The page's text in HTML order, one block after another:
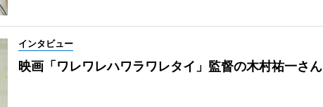
インタビュー
映画「ワレワレハワラワレタイ」監督の木村祐一さん